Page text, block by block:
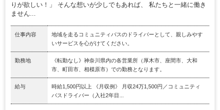
りが欲しい！」 そんな想いが少しでもあれば、 私たちと一緒に働き
ません...
仕事内容
地域を走るコミュニティバスのドライバーとして、親しみやす
いサービスを心がけてください。
勤務地
《転勤なし》神奈川県内の各営業所（厚木市、座間市、大和
市、町田市、相模原市）での勤務となります。
給与
時給1,500円以上 《月収例》 月収24万1,500円／コミュニティ
バスドライバー（入社2年目...